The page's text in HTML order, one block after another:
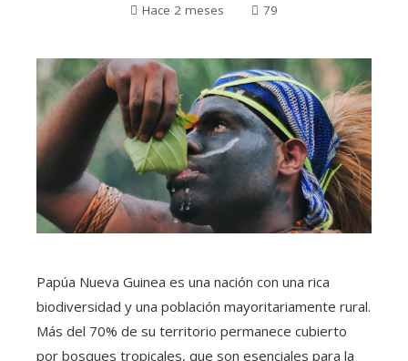
Hace 2 meses
79
Papúa Nueva Guinea es una nación con una rica
biodiversidad y una población mayoritariamente rural.
Más del 70% de su territorio permanece cubierto
por bosques tropicales, que son esenciales para la